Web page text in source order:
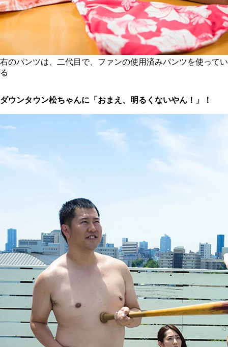
右のパンツは、二代目で、ファンの使用済みパンツを使ってい
る
ダウンタウン松ちゃんに「おまえ、明るくないやん！」！